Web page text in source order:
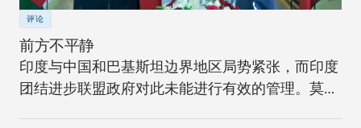
评论
前方不平静
印度与中国和巴基斯坦边界地区局势紧张，而印度
团结进步联盟政府对此未能进行有效的管理。莫汉